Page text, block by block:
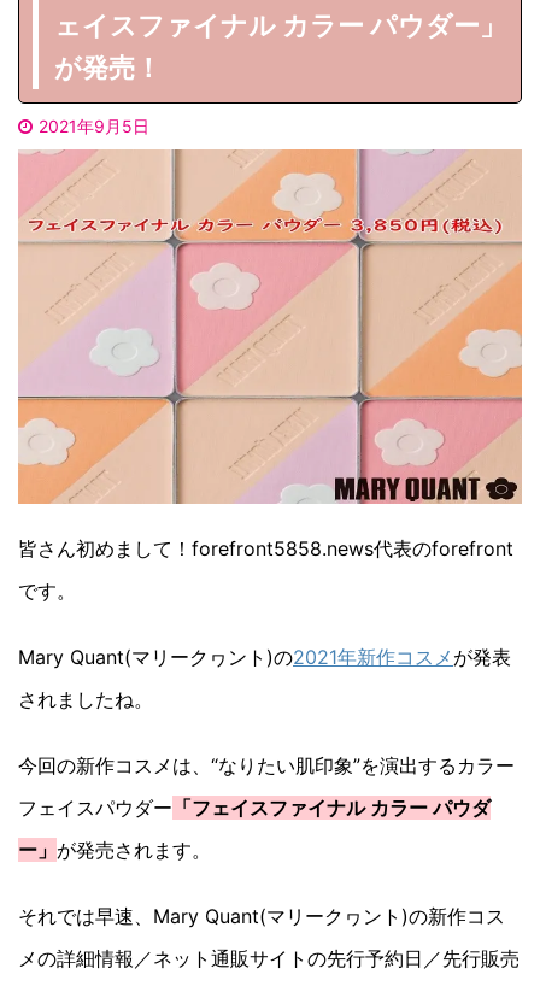
ェイスファイナル カラー パウダー」
が発売！
2021年9月5日
皆さん初めまして！forefront5858.news代表のforefront
です。
Mary Quant(マリークヮント)の2021年新作コスメ が発表
されましたね。
今回の新作コスメは、“なりたい肌印象”を演出するカラー
フェイスパウダー 「フェイスファイナル カラー パウダ
ー」 が発売されます。
それでは早速、Mary Quant(マリークヮント)の新作コス
メの詳細情報／ネット通販サイトの先行予約日／先行販売